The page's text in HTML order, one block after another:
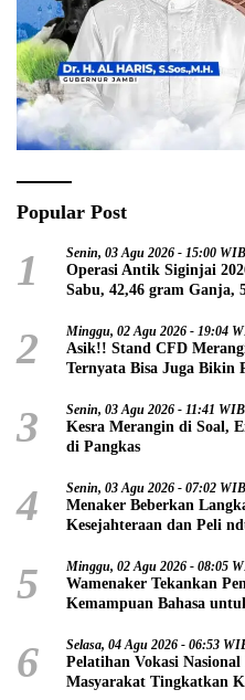
Popular Post
1 Senin, 03 Agu 2026 - 15:00 WIB
Operasi Antik Siginjai
Sabu, 42,46 gram Ganja,
2 Minggu, 02 Agu 2026 - 19:04
Asik!! Stand CFD
Ternyata Bisa Juga Bikin
3 Senin, 03 Agu 2026 - 11:41 WIB
Kesra Merangin di Soal,
di Pangkas
4 Senin, 03 Agu 2026 - 07:02 WIB
Menaker Beberkan
Kesejahteraan dan Peli
5 Minggu, 02 Agu 2026 - 08:05
Wamenaker Tekankan
Kemampuan Bahasa
6 Selasa, 04 Agu 2026 - 06:53
Pelatihan Vokasi
Masyarakat Tingkatkan